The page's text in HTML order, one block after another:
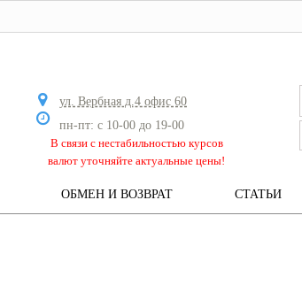
ул. Вербная д.4 офис 60
пн-пт: с 10-00 до 19-00
В связи с нестабильностью курсов
валют уточняйте актуальные цены!
ОБМЕН И ВОЗВРАТ СТАТЬИ